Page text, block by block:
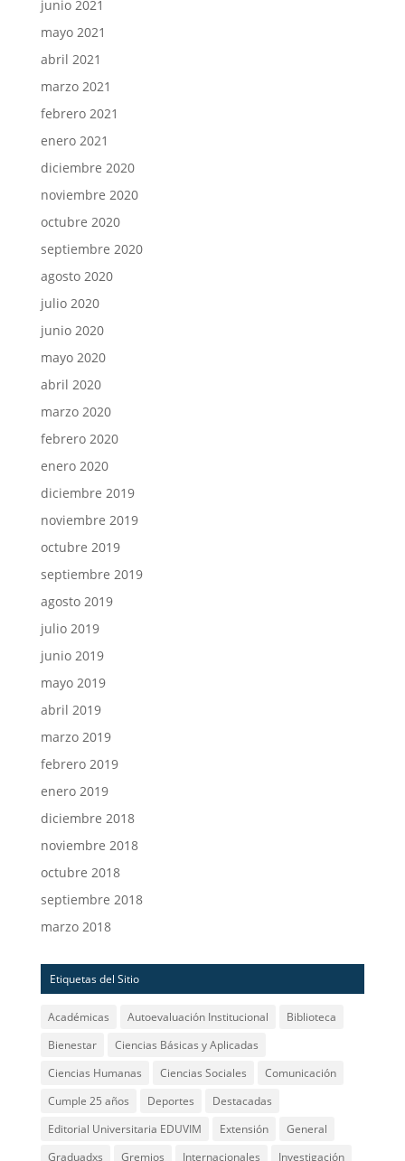
junio 2021
mayo 2021
abril 2021
marzo 2021
febrero 2021
enero 2021
diciembre 2020
noviembre 2020
octubre 2020
septiembre 2020
agosto 2020
julio 2020
junio 2020
mayo 2020
abril 2020
marzo 2020
febrero 2020
enero 2020
diciembre 2019
noviembre 2019
octubre 2019
septiembre 2019
agosto 2019
julio 2019
junio 2019
mayo 2019
abril 2019
marzo 2019
febrero 2019
enero 2019
diciembre 2018
noviembre 2018
octubre 2018
septiembre 2018
marzo 2018
Etiquetas del Sitio
Académicas Autoevaluación Institucional
Biblioteca
Bienestar
Ciencias Básicas y Aplicadas
Ciencias Humanas
Ciencias Sociales
Comunicación
Cumple 25 años
Deportes
Destacadas
Editorial Universitaria EDUVIM
Extensión
General
Graduadxs
Gremios Internacionales Investigación